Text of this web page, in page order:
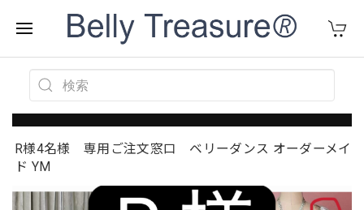
R様4名様 専用ご注文窓口 ベリーダンス オーダーメイ
ド YM